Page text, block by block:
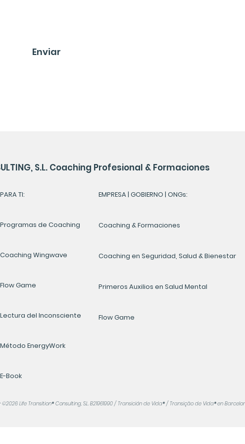
Enviar
S.L. Coaching Profesional & Formaciones
PARA TI:
Programas de Coaching
Coaching Wingwave
Flow Game
Lectura del Inconsciente
Método EnergyWork
E-Book
EMPRESA | GOBIERNO | ONGs:
Coaching & Formaciones
Coaching en Seguridad, Salud & Bienestar
Primeros Auxilios en Salud Mental
Flow Game
©2026 Life Transition® Consulting, S.L. B21961990/ Transición de Vida® / Transição de Vida®en